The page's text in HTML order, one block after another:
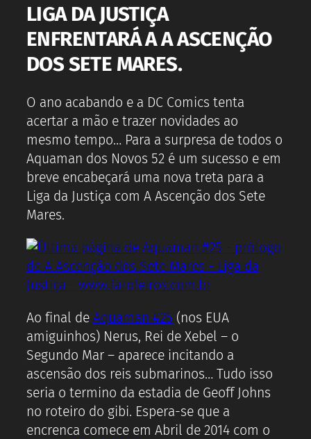
LIGA DA JUSTIÇA
ENFRENTARÁ A A ASCENÇÃO
DOS SETE MARES.
O ano acabando e a DC Comics tenta
acertar a mão e trazer novidades ao
mesmo tempo… Para a surpresa de todos o
Aquaman dos Novos 52 é um sucesso e em
breve encabeçará uma nova treta para a
Liga da Justiça com A Ascenção dos Sete
Mares.
Ao final de Aquaman #25 (nos EUA
amiguinhos) Nerus, Rei de Xebel – o
Segundo Mar – aparece incitando a
ascensão dos reis submarinos… Tudo isso
seria o termino da estadia de Geoff Johns
no roteiro do gibi. Espera-se que a
encrenca comece em Abril de 2014 com o